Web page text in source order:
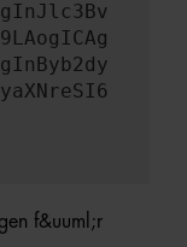
f&uuml;r